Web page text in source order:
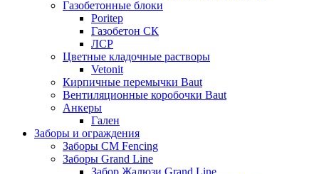
Газобетонные блоки
Poritep
Газобетон СК
ЛСР
Цветные кладочные растворы
Vetonit
Кирпичные перемычки Baut
Вентиляционные коробочки Baut
Анкеры
Гален
Заборы и ограждения
Заборы CM Fencing
Заборы Grand Line